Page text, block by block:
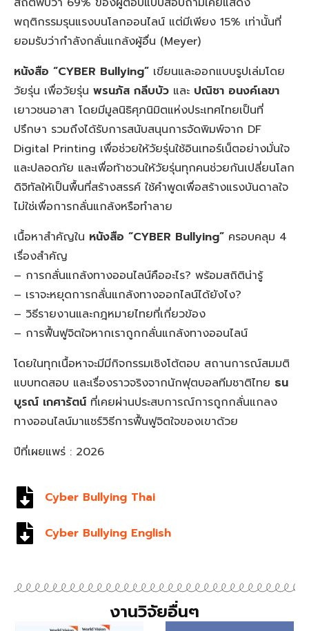
พฤติกรรมรุนแรงบนโลกออนไลน์ แต่มีเพียง 15% เท่านั้นที่
ยอมรับว่ากำลังกลั่นแกล้งผู้อื่น (Meyer)
หนังสือ “CYBER Bullying” เขียนและออกแบบรูปเล่มโดย
วัยรุ่น เพื่อวัยรุ่น พรนภัส กลีบบัว และ ปณิชา อนงค์เลขา
เยาวชนอาสา โดยมีมูลนิธิศุภนิมิตแห่งประเทศไทยเป็นที่
ปรึกษา รวมถึงได้รับการสนับสนุนการจัดพิมพ์จาก DF
Digital Printing เพื่อช่วยให้วัยรุ่นใช้อินเทอร์เน็ตอย่างมั่นใจ
และปลอดภัย และเพื่อท้าชวนให้วัยรุ่นทุกคนช่วยกันเปลี่ยนโลก
ดิจิทัลให้เป็นพื้นที่สร้างสรรค์ ใช้คำพูดเพื่อสร้างแรงบันดาลใจ
ไม่ใช่เพื่อการกลั่นแกล้งหรือทำลาย
เนื้อหาสำคัญใน หนังสือ “CYBER Bullying” ครอบคลุม 4
เรื่องสำคัญ
– การกลั่นแกล้งทางออนไลน์คืออะไร? พร้อมสถิติน่ารู้
– เราจะหยุดการกลั่นแกล้งทางออกไลน์ได้ยังไง?
– วิธีรายงานและกฎหมายไทยที่เกี่ยวข้อง
– การฟื้นฟูจิตใจหากเราถูกกลั่นแกล้งทางออนไลน์
โดยในทุกเนื้อหาจะมีมีกิจกรรมเชิงโต้ตอบ สถานการณ์สมมติ
แบบทดสอบ และเรื่องราวจริงจากนักฟุตบอลทีมชาติไทย ธน
บูรณ์ เกศารัตน์ ที่เคยผ่านประสบการณ์การถูกกลั่นแกลง
ทางออนไลน์มาแชร์วิธีการฟื้นฟูจิตใจของเขาด้วย
ปีที่เผยแพร่ : 2026
Cyber Bullying Thai
Cyber Bullying English
งานวิจัยอื่นๆ